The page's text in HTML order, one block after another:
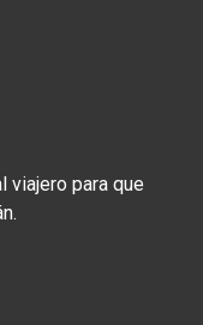
viajero para que